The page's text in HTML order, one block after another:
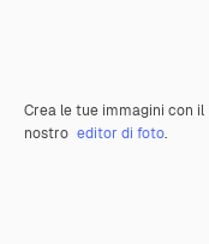
Crea le tue immagini con il
nostro editor di foto.